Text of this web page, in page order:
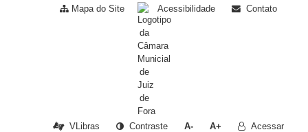
Mapa do Site Acessibilidade Contato
VLibras Contraste A- A+ Acessar